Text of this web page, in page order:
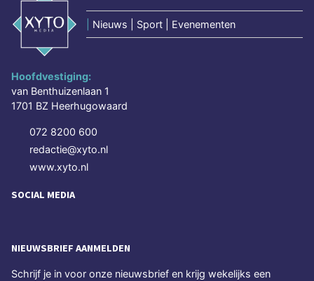
Nieuws | Sport | Evenementen
Hoofdvestiging:
van Benthuizenlaan 1
1701 BZ Heerhugowaard
072 8200 600
redactie@xyto.nl
www.xyto.nl
SOCIAL MEDIA
NIEUWSBRIEF AANMELDEN
Schrijf je in voor onze nieuwsbrief en krijg wekelijks een